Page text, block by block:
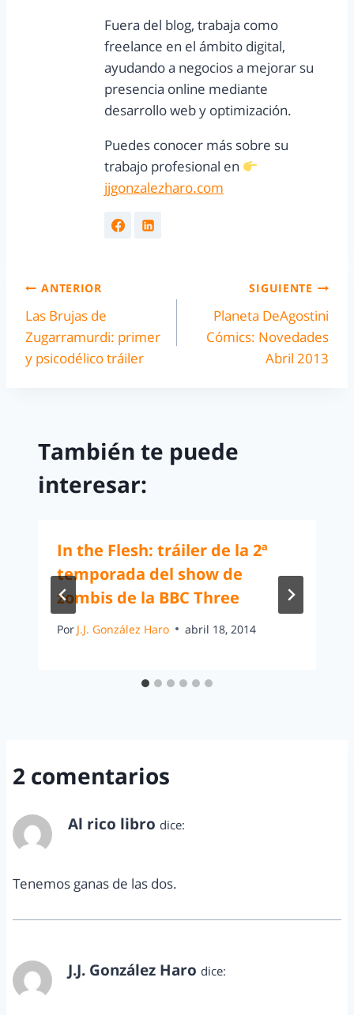
Fuera del blog, trabaja como
freelance en el ámbito digital,
ayudando a negocios a mejorar su
presencia online mediante
desarrollo web y optimización.
Puedes conocer más sobre su
trabajo profesional en
jjgonzalezharo.com
ANTERIOR
Las Brujas de
Zugarramurdi: primer
y psicodélico tráiler
SIGUIENTE
Planeta DeAgostini
Cómics: Novedades
Abril 2013
También te puede
interesar:
In the Flesh: tráiler de la 2ª
temporada del show de
zombis de la BBC Three
Por J.J. González Haro abril 18, 2014
2 comentarios
Al rico libro dice:
Tenemos ganas de las dos.
J.J. González Haro dice: